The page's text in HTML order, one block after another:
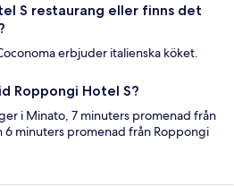
S restaurang eller finns det
erbjuder italienska köket.
Roppongi Hotel S?
i Minato, 7 minuters promenad från
6 minuters promenad från Roppongi